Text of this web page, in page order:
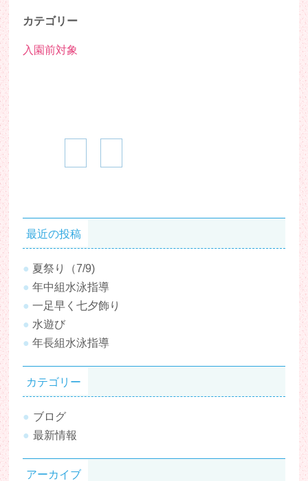
カテゴリー
入園前対象
最近の投稿
夏祭り（7/9)
年中組水泳指導
一足早く七夕飾り
水遊び
年長組水泳指導
カテゴリー
ブログ
最新情報
アーカイブ